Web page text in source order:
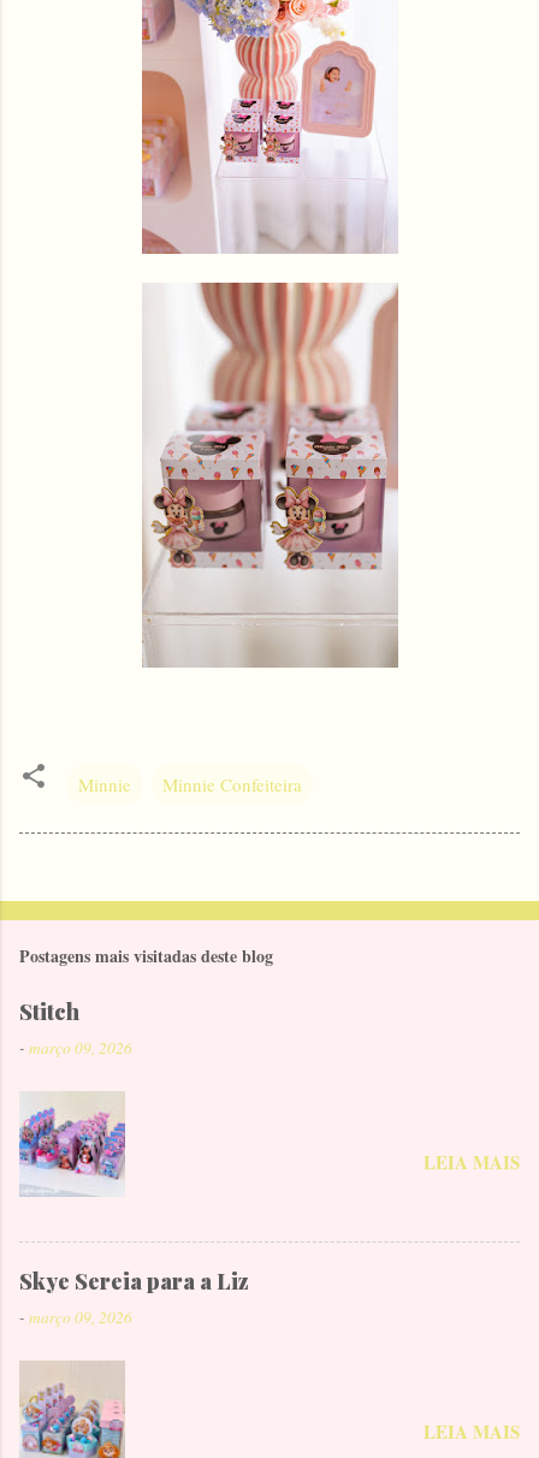
Minnie Minnie Confeiteira
Postagens mais visitadas deste blog
Stitch
- março 09, 2026
LEIA MAIS
Skye Sereia para a Liz
- março 09, 2026
LEIA MAIS